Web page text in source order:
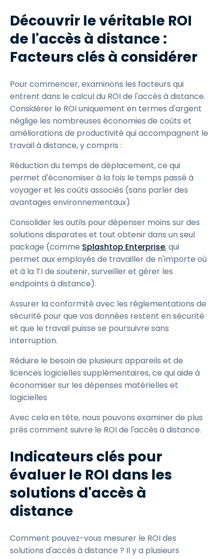
Découvrir le véritable ROI
de l'accès à distance :
Facteurs clés à considérer
Pour commencer, examinons les facteurs qui
entrent dans le calcul du ROI de l'accès à distance.
Considérer le ROI uniquement en termes d'argent
néglige les nombreuses économies de coûts et
améliorations de productivité qui accompagnent le
travail à distance, y compris :
Réduction du temps de déplacement, ce qui
permet d'économiser à la fois le temps passé à
voyager et les coûts associés (sans parler des
avantages environnementaux)
Consolider les outils pour dépenser moins sur des
solutions disparates et tout obtenir dans un seul
package (comme Splashtop Enterprise, qui
permet aux employés de travailler de n'importe où
et à la TI de soutenir, surveiller et gérer les
endpoints à distance).
Assurer la conformité avec les réglementations de
sécurité pour que vos données restent en sécurité
et que le travail puisse se poursuivre sans
interruption.
Réduire le besoin de plusieurs appareils et de
licences logicielles supplémentaires, ce qui aide à
économiser sur les dépenses matérielles et
logicielles
Avec cela en tête, nous pouvons examiner de plus
près comment suivre le ROI de l'accès à distance.
Indicateurs clés pour
évaluer le ROI dans les
solutions d'accès à
distance
Comment pouvez-vous mesurer le ROI des
solutions d'accès à distance ? Il y a plusieurs